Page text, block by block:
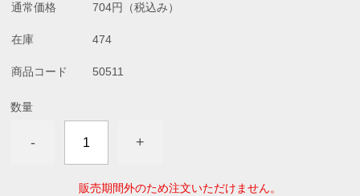
通常価格 704円 （税込み）
在庫 474
商品コード 50511
数量
- +
販売期間外のため注文いただけません。